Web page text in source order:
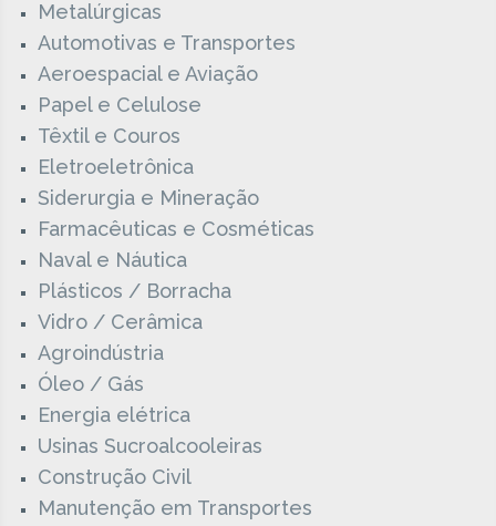
Metalúrgicas
Automotivas e Transportes
Aeroespacial e Aviação
Papel e Celulose
Têxtil e Couros
Eletroeletrônica
Siderurgia e Mineração
Farmacêuticas e Cosméticas
Naval e Náutica
Plásticos / Borracha
Vidro / Cerâmica
Agroindústria
Óleo / Gás
Energia elétrica
Usinas Sucroalcooleiras
Construção Civil
Manutenção em Transportes